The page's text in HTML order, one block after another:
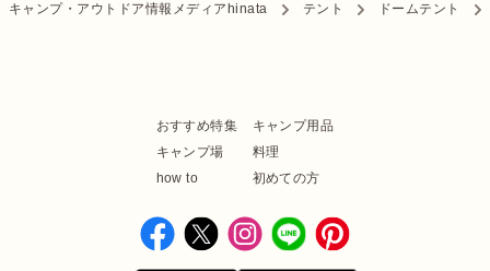
キャンプ・アウトドア情報メディアhinata テント ドームテント
おすすめ特集
キャンプ用品
キャンプ場
料理
how to
初めての方